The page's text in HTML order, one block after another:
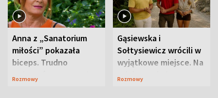
Anna z „Sanatorium
miłości” pokazała
biceps. Trudno
uwierzyć, co przeszła
Rozmowy
Gąsiewska i
Sołtysiewicz wrócili w
wyjątkowe miejsce. Na
szlaku czekał
Rozmowy